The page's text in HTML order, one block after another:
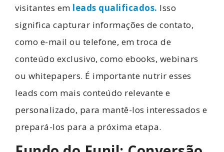
visitantes em leads qualificados. Isso
significa capturar informações de contato,
como e-mail ou telefone, em troca de
conteúdo exclusivo, como ebooks, webinars
ou whitepapers. É importante nutrir esses
leads com mais conteúdo relevante e
personalizado, para mantê-los interessados e
prepará-los para a próxima etapa.